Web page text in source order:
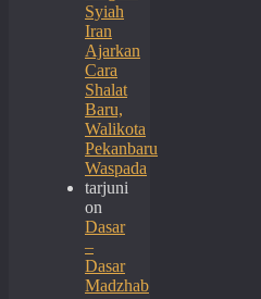
Syiah
Iran
Ajarkan
Cara
Shalat
Baru,
Walikota
Pekanbaru
Waspada
tarjuni
on
Dasar
–
Dasar
Madzhab